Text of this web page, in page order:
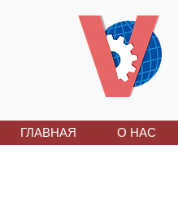
ГЛАВНАЯ О НАС